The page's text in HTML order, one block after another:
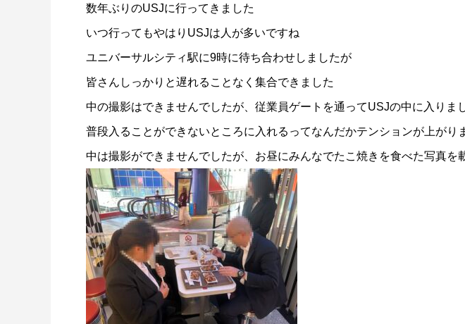
数年ぶりのUSJに行ってきました
いつ行ってもやはりUSJは人が多いですね
ユニバーサルシティ駅に9時に待ち合わせしましたが
皆さんしっかりと遅れることなく集合できました
中の撮影はできませんでしたが、従業員ゲートを通ってUSJの中に入りま
普段入ることができないところに入れるってなんだかテンションが上がり
中は撮影ができませんでしたが、お昼にみんなでたこ焼きを食べた写真を